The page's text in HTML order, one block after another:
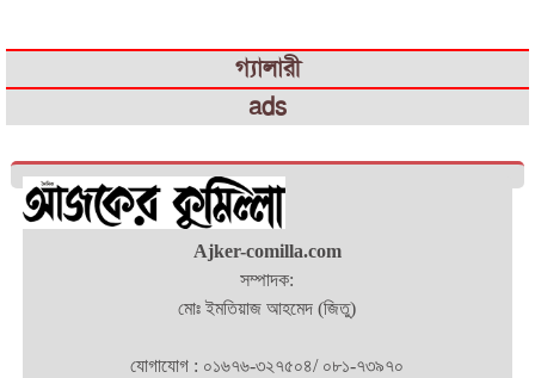
গ্যালারী
ads
Ajker-comilla.com
সম্পাদক:
মোঃ ইমতিয়াজ আহমেদ (জিতু)
যোগাযোগ : ০১৬৭৬-৩২৭৫০৪/ ০৮১-৭৩৯৭০